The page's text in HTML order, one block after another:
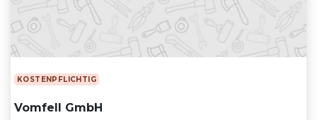
KOSTENPFLICHTIG
Vomfell GmbH